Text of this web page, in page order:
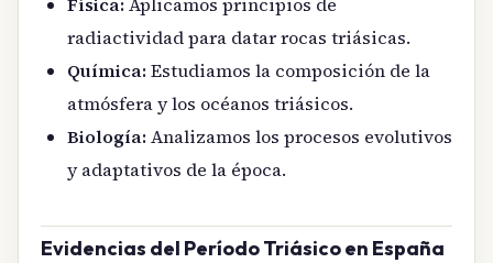
Física:Aplicamos principios de
radiactividad para datar rocas triásicas.
Química:Estudiamos la composición de la
atmósfera y los océanos triásicos.
Biología:Analizamos los procesos evolutivos
y adaptativos de la época.
Evidencias del Período Triásico en España